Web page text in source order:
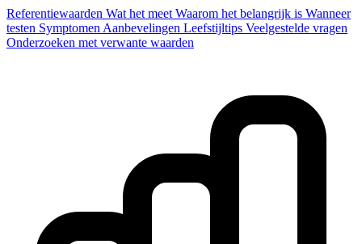
Referentiewaarden Wat het meet Waarom het belangrijk is Wanneer
testen Symptomen Aanbevelingen Leefstijltips Veelgestelde vragen
Onderzoeken met verwante waarden